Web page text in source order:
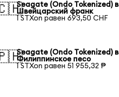
Seagate (Ondo Tokenized) в
Швейцарский франк
1 STXon равен 693,50 CHF
Seagate (Ondo Tokenized) в
Филиппинское песо
1 STXon равен 51 955,32 ₱